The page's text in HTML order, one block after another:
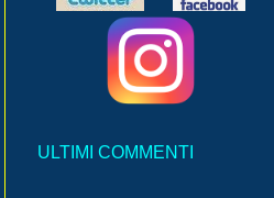
ULTIMI COMMENTI